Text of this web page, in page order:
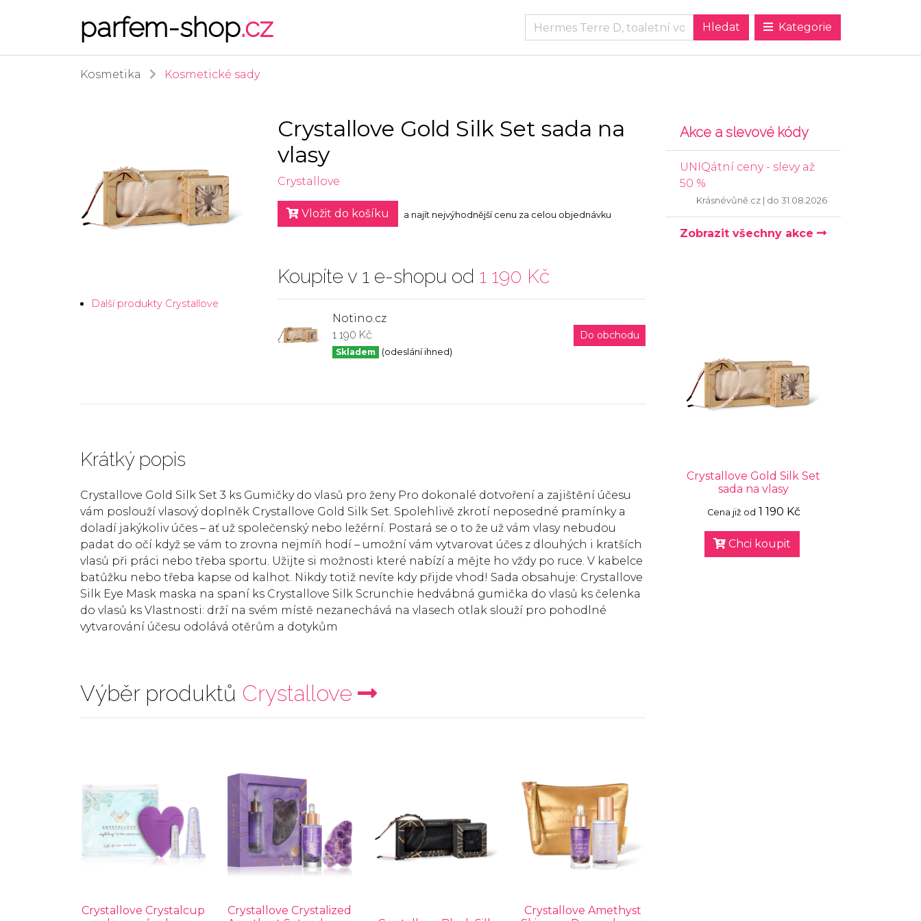
parfem-shop.cz Kategorie
Kosmetika Kosmetické sady
Další produkty Crystallove
Crystallove Gold Silk Set sada na
vlasy
Crystallove
Vložit do košíku a najít nejvýhodnější cenu za celou objednávku
Koupíte v 1 e-shopu od 1 190 Kč
Notino.cz
1 190 Kč
Skladem (odeslání ihned)
Do obchodu
Krátký popis
Crystallove Gold Silk Set 3 ks Gumičky do vlasů pro ženy Pro dokonalé dotvoření a zajištění účesu
vám poslouží vlasový doplněk Crystallove Gold Silk Set. Spolehlivě zkrotí neposedné pramínky a
doladí jakýkoliv účes – ať už společenský nebo ležérní. Postará se o to že už vám vlasy nebudou
padat do očí když se vám to zrovna nejmíň hodí – umožní vám vytvarovat účes z dlouhých i kratších
vlasů při práci nebo třeba sportu. Užijte si možnosti které nabízí a mějte ho vždy po ruce. V kabelce
batůžku nebo třeba kapse od kalhot. Nikdy totiž nevíte kdy přijde vhod! Sada obsahuje: Crystallove
Silk Eye Mask maska na spaní ks Crystallove Silk Scrunchie hedvábná gumička do vlasů ks čelenka
do vlasů ks Vlastnosti: drží na svém místě nezanechává na vlasech otlak slouží pro pohodlné
vytvarování účesu odolává otěrům a dotykům
Výběr produktů Crystallove
Crystallove Crystalcup
Crystallove Crystalized
Crystallove Amethyst
Akce a slevové kódy
UNIQátní ceny - slevy až
50 %
Krásnévůně.cz | do 31.08.2026
Zobrazit všechny akce
Crystallove Gold Silk Set
sada na vlasy
Cena již od 1 190 Kč
Chci koupit